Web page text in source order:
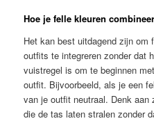
Hoe je felle kleuren
Het kan best uitdagend zijn om
outfits te integreren zonder dat
vuistregel is om te beginnen
outfit. Bijvoorbeeld, als je een
van je outfit neutraal. Denk
die de tas laten stralen zonder